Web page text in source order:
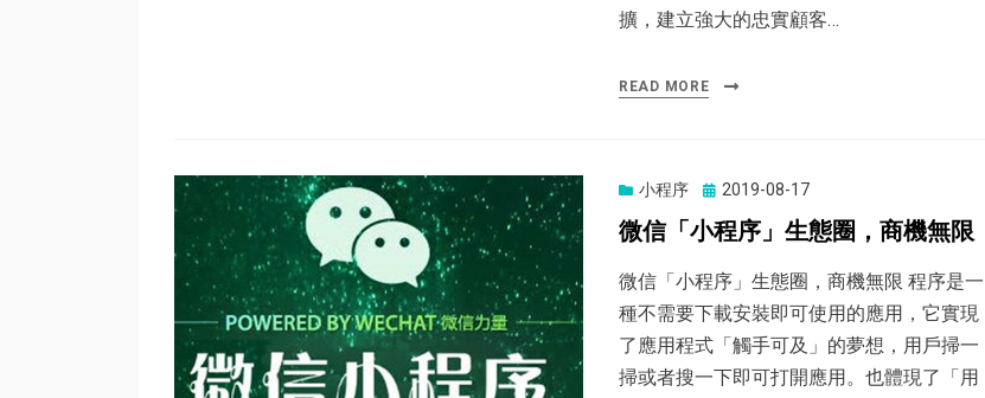
擴，建立強大的忠實顧客…
READ MORE
小程序
Posted
on
2019-08-17
微信「小程序」生態圈，商機無限
微信「小程序」生態圈，商機無限 程序是一
種不需要下載安裝即可使用的應用，它實現
了應用程式「觸手可及」的夢想，用戶掃一
掃或者搜一下即可打開應用。也體現了「用